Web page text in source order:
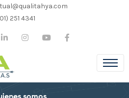
251 4341